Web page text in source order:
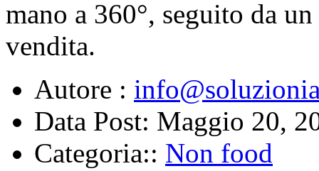
mano a 360°, seguito da
vendita.
Autore :
Data Post: Maggio 20,
Categoria:: Non food